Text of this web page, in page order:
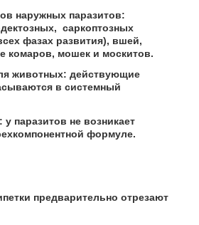
наружных паразитов:
саркоптозных
фазах развития), вшей,
комаров, мошек и москитов.
животных: действующие
в системный
паразитов не возникает
формуле.
предварительно отрезают